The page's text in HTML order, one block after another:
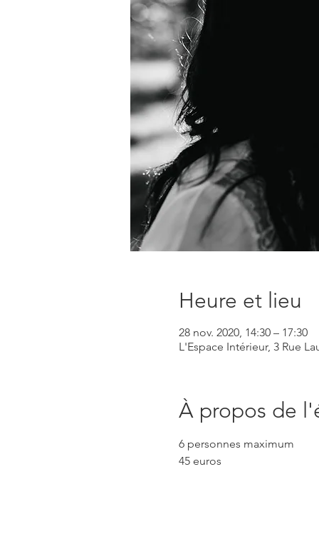
Heure et lieu
28 nov. 2020, 14:30 – 17:30
L'Espace Intérieur, 3 Rue
À propos de
6 personnes maximum
45 euros